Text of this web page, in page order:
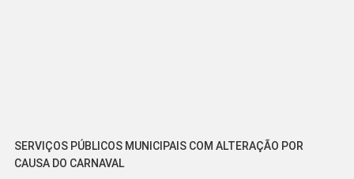
SERVIÇOS PÚBLICOS MUNICIPAIS COM ALTERAÇÃO POR
CAUSA DO CARNAVAL